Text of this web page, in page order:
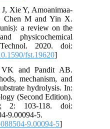
J, Xie Y, Amoanimaa-
Chen M and Yin X.
a review on the
and physicochemical
Technol. 2020. doi:
fst.19620
VK and Pandit AB.
mechanism, and
substrate hydrolysis. In:
(Second Edition).
2: 103-118. doi:
9.00094-5.
088504-9.00094-5